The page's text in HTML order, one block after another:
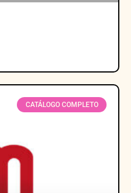
CATÁLOGO COMPLETO